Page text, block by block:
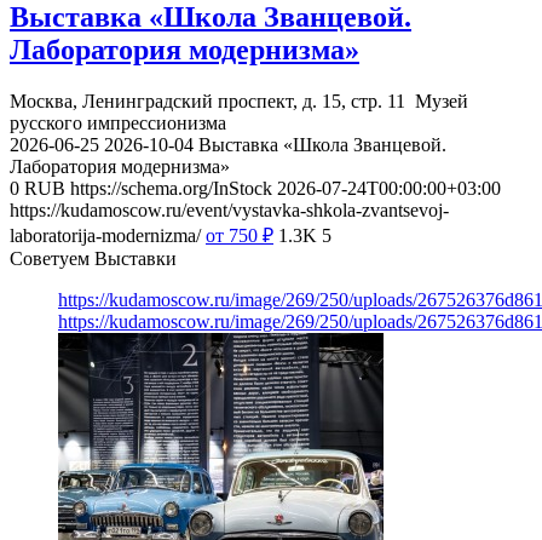
Выставка «Школа Званцевой.
Лаборатория модернизма»
Москва, Ленинградский проспект, д. 15, стр. 11
Музей
русского импрессионизма
2026-06-25 2026-10-04 Выставка «Школа Званцевой.
Лаборатория модернизма»
0 RUB https://schema.org/InStock 2026-07-24T00:00:00+03:00
https://kudamoscow.ru/event/vystavka-shkola-zvantsevoj-
laboratorija-modernizma/ от 750 ₽ 1.3K 5
Советуем Выставки
https://kudamoscow.ru/image/269/250/uploads/
https://kudamoscow.ru/image/269/250/uploads/